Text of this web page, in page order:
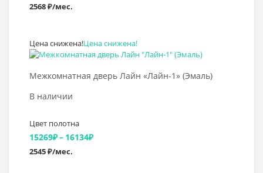
–
15655₽
2568 ₽/мес.
Цена снижена!Цена снижена!
Межкомнатная дверь Лайн «Лайн-1» (Эмаль)
В наличии
Цвет полотна
15269₽– 16134₽Диапазон
2545 ₽/мес.
Выбрать >